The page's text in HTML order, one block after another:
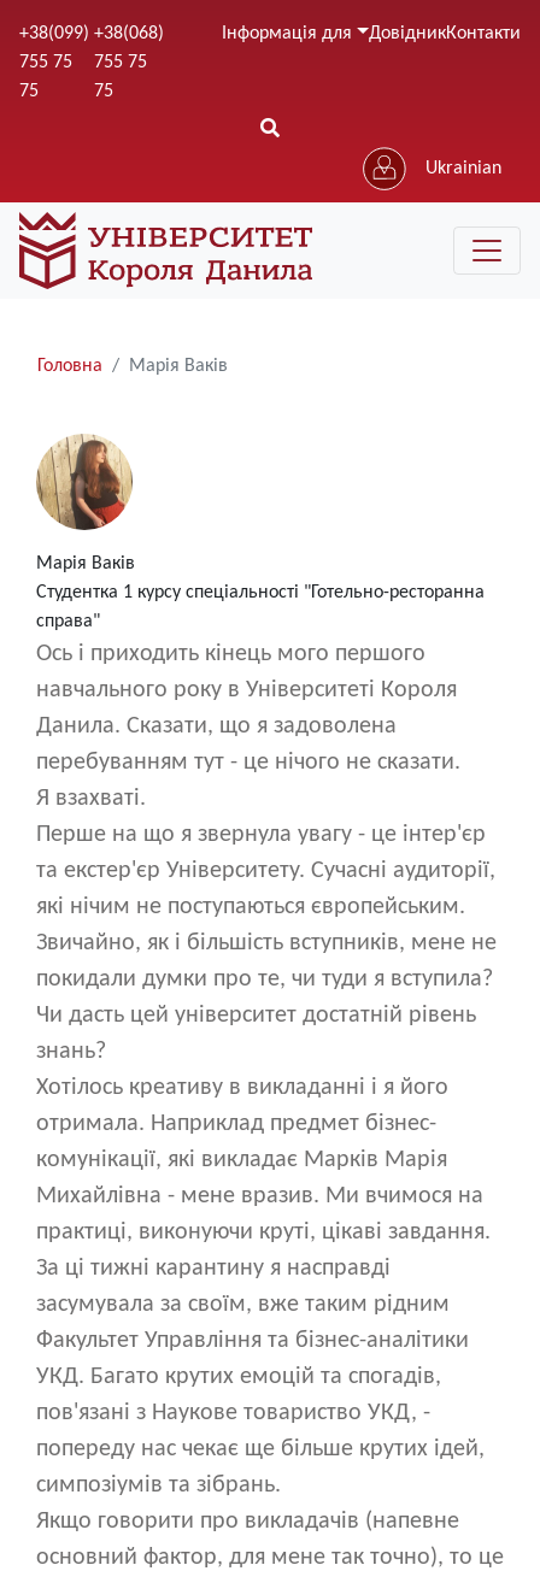
до
+38(099)
755 75
75
+38(068)
755 75
75
Інформація для ДовідникКонтакти
Ukrainian
Рядки
Головна Марія Ваків
Марія Ваків
Студентка 1 курсу спеціальності "Готельно-ресторанна
справа"
Ось і приходить кінець мого першого
навчального року в Університеті Короля
Данила. Сказати, що я задоволена
перебуванням тут - це нічого не сказати.
Я взахваті.
Перше на що я звернула увагу - це інтер'єр
та екстер'єр Університету. Сучасні аудиторії,
які нічим не поступаються європейським.
Звичайно, як і більшість вступників, мене не
покидали думки про те, чи туди я вступила?
Чи дасть цей університет достатній рівень
знань?
Хотілось креативу в викладанні і я його
отримала. Наприклад предмет бізнес-
комунікації, які викладає Марків Марія
Михайлівна - мене вразив. Ми вчимося на
практиці, виконуючи круті, цікаві завдання.
За ці тижні карантину я насправді
засумувала за своїм, вже таким рідним
Факультет Управління та бізнес-аналітики
УКД. Багато крутих емоцій та спогадів,
пов'язані з Наукове товариство УКД, -
попереду нас чекає ще більше крутих ідей,
симпозіумів та зібрань.
Якщо говорити про викладачів (напевне
основний фактор, для мене так точно), то це